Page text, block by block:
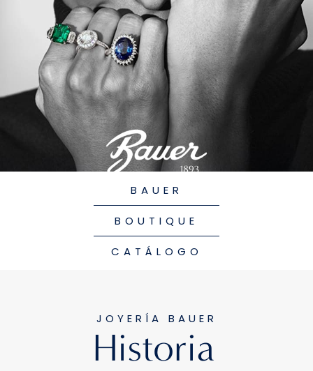
BAUER
BOUTIQUE
CATÁLOGO
JOYERÍA BAUER
Historia